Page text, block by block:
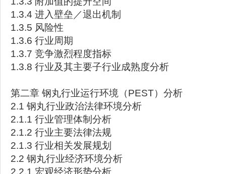
1.3.4 进入壁垒／退出机制
1.3.5 风险性
1.3.6 行业周期
1.3.7 竞争激烈程度指标
1.3.8 行业及其主要子行业成熟度分析
第二章 钢丸行业运行环境（PEST）分析
2.1 钢丸行业政治法律环境分析
2.1.1 行业管理体制分析
2.1.2 行业主要法律法规
2.1.3 行业相关发展规划
2.2 钢丸行业经济环境分析
2.2.1 宏观经济形势分析